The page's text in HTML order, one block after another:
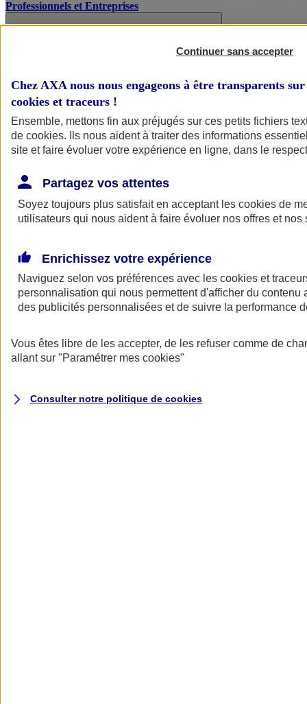
Professionnels et Entreprises
AXA Assurance
Continuer sans accepter
Chez AXA nous nous engageons à être transparents
cookies et traceurs !
Ensemble, mettons fin aux préjugés sur ces petits fichiers
de cookies. Ils nous aident à traiter des informations
site et faire évoluer votre expérience en ligne, dans le
Partagez vos attentes
Soyez toujours plus satisfait en acceptant les cookies de
utilisateurs qui nous aident à faire évoluer nos offres et nos
Enrichissez votre expérience
Naviguez selon vos préférences avec les cookies et
personnalisation qui nous permettent d'afficher du contenu
des publicités personnalisées et de suivre la performance
Vous êtes libre de les accepter, de les refuser comme de
allant sur "Paramétrer mes cookies"
Consulter notre politique de cookies